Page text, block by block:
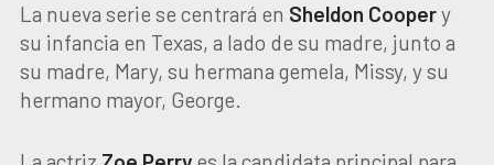
La nueva serie se centrará en Sheldon Coopery
su infancia en Texas, a lado de su madre, junto a
su madre, Mary, su hermana gemela, Missy, y su
hermano mayor, George.